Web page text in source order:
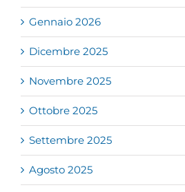
Gennaio 2026
Dicembre 2025
Novembre 2025
Ottobre 2025
Settembre 2025
Agosto 2025